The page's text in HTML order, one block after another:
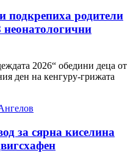
подкрепиха родители
неонатологични
2026“ обедини деца от
ден на кенгуру-грижата
за сярна киселина